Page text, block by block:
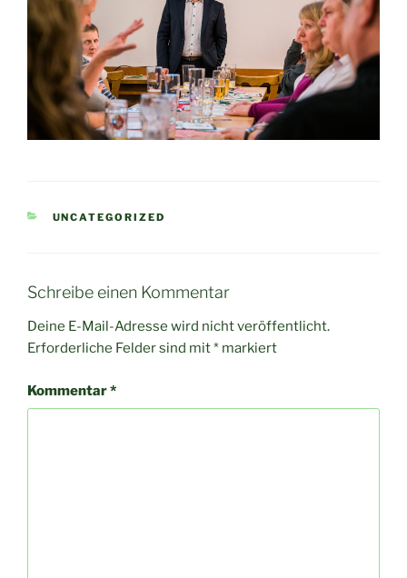
KATEGORIEN
UNCATEGORIZED
Schreibe einen Kommentar
Deine E-Mail-Adresse wird nicht veröffentlicht.
Erforderliche Felder sind mit* markiert
Kommentar*